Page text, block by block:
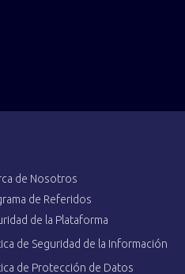
de Nosotros
de Referidos
de la Plataforma
de Seguridad de la Información
de Protección de Datos